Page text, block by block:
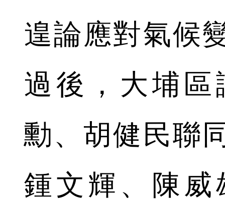
遑論應對氣候
過後，大埔
勳、胡健民聯
鍾文輝、陳威